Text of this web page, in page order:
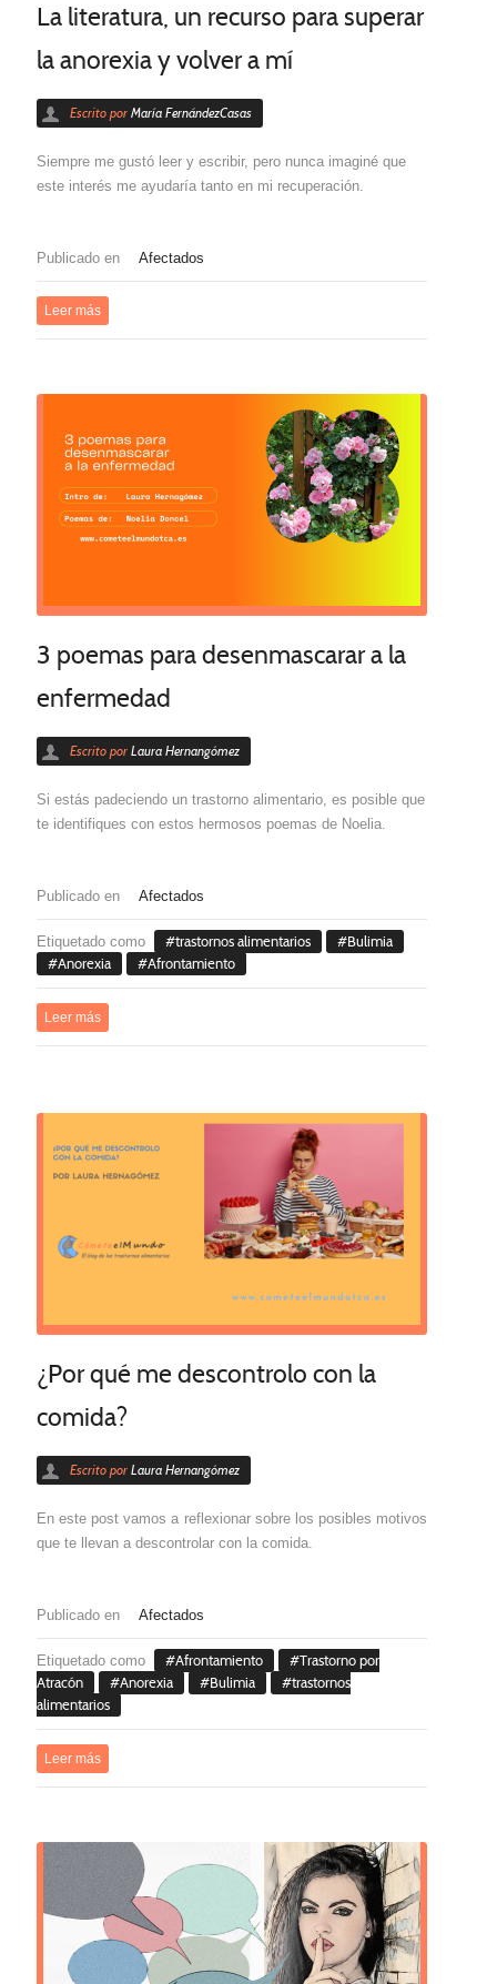
La literatura, un recurso para superar
la anorexia y volver a mí
Escrito por María FernándezCasas
Siempre me gustó leer y escribir, pero nunca imaginé que
este interés me ayudaría tanto en mi recuperación.
Publicado en Afectados
Leer más
3 poemas para desenmascarar a la
enfermedad
Escrito por Laura Hernangómez
Si estás padeciendo un trastorno alimentario, es posible que
te identifiques con estos hermosos poemas de Noelia.
Publicado en Afectados
Etiquetado como trastornos alimentarios
Bulimia
Anorexia
Afrontamiento
Leer más
¿Por qué me descontrolo con la
comida?
Escrito por Laura Hernangómez
En este post vamos a reflexionar sobre los posibles motivos
que te llevan a descontrolar con la comida.
Publicado en Afectados
Etiquetado como Afrontamiento
Trastorno por
Atracón
Anorexia Bulimia
trastornos
alimentarios
Leer más